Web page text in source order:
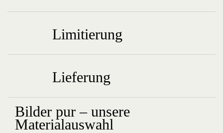
Limitierung
Lieferung
Bilder pur – unsere
Materialauswahl